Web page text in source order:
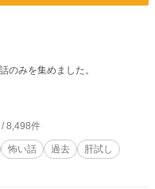
のみを集めました。
/ 8,498件
怖い話 過去
肝試し